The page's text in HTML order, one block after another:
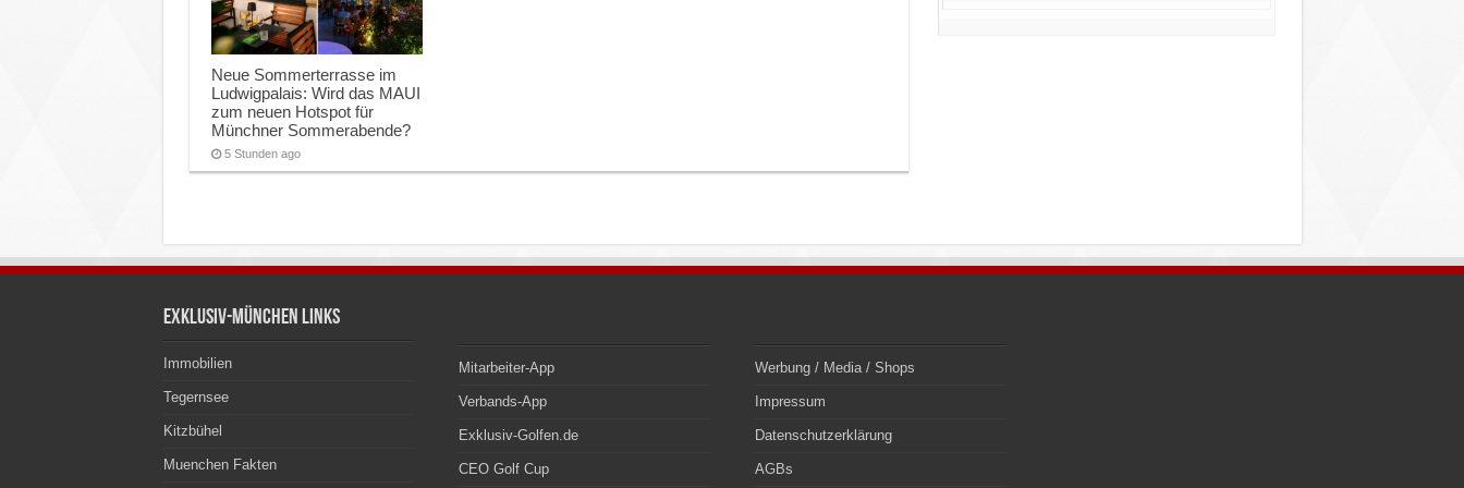
Neue Sommerterrasse im
Ludwigpalais: Wird das MAUI
zum neuen Hotspot für
Münchner Sommerabende?
5 Stunden ago
Exklusiv-München Links
Immobilien
Tegernsee
Kitzbühel
Muenchen Fakten
Mitarbeiter-App
Verbands-App
Exklusiv-Golfen.de
CEO Golf Cup
Werbung / Media / Shops
Impressum
Datenschutzerklärung
AGBs